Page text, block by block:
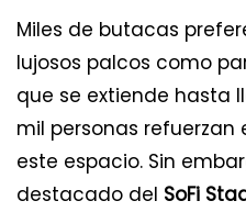
Miles de butacas
lujosos palcos como
que se extiende hasta
mil personas
este espacio. Sin
destacado del SoFi